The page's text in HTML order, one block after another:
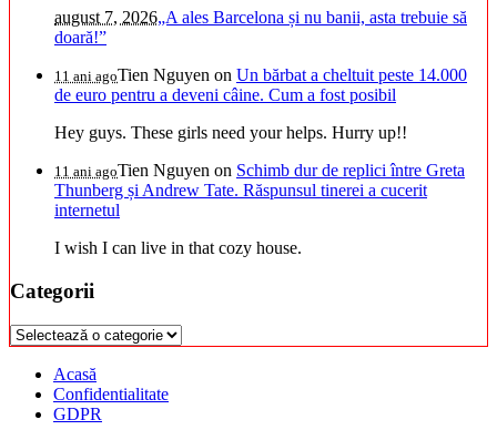
august 7, 2026„A ales Barcelona și nu banii, asta trebuie să
doară!”
11 ani agoTien Nguyen on Un bărbat a cheltuit peste 14.000
de euro pentru a deveni câine. Cum a fost posibil
Hey guys. These girls need your helps. Hurry up!!
11 ani agoTien Nguyen on Schimb dur de replici între Greta
Thunberg și Andrew Tate. Răspunsul tinerei a cucerit
internetul
I wish I can live in that cozy house.
Categorii
Categorii
Acasă
Confidentialitate
GDPR